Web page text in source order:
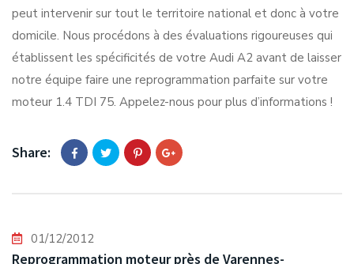
peut intervenir sur tout le territoire national et donc à votre
domicile. Nous procédons à des évaluations rigoureuses qui
établissent les spécificités de votre Audi A2 avant de laisser
notre équipe faire une reprogrammation parfaite sur votre
moteur 1.4 TDI 75. Appelez-nous pour plus d’informations !
Share:
01/12/2012
Reprogrammation moteur près de Varennes-